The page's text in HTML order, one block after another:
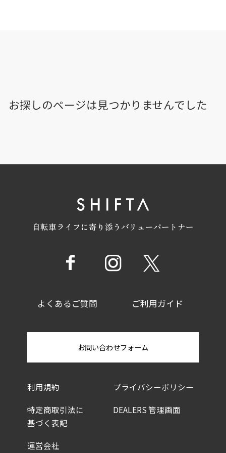
お探しのページは見つかりませんでした
自転車ライフに寄り添うバリューパートナー
よくあるご質問 ご利用ガイド
利用規約 プライバシーポリシー
特定商取引法に
基づく表記
DEALERS 管理画面
運営会社
お問い合わせフォーム